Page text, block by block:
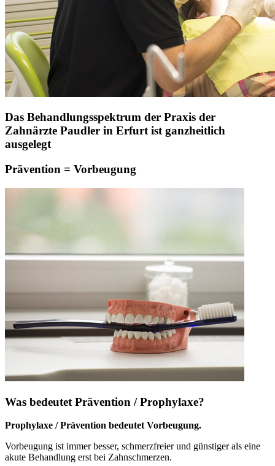
Das Behandlungsspektrum der Praxis der
Zahnärzte Paudler in Erfurt ist ganzheitlich
ausgelegt
Prävention = Vorbeugung
Was bedeutet Prävention / Prophylaxe?
Prophylaxe / Prävention bedeutet Vorbeugung.
Vorbeugung ist immer besser, schmerzfreier und günstiger als eine
akute Behandlung erst bei Zahnschmerzen.